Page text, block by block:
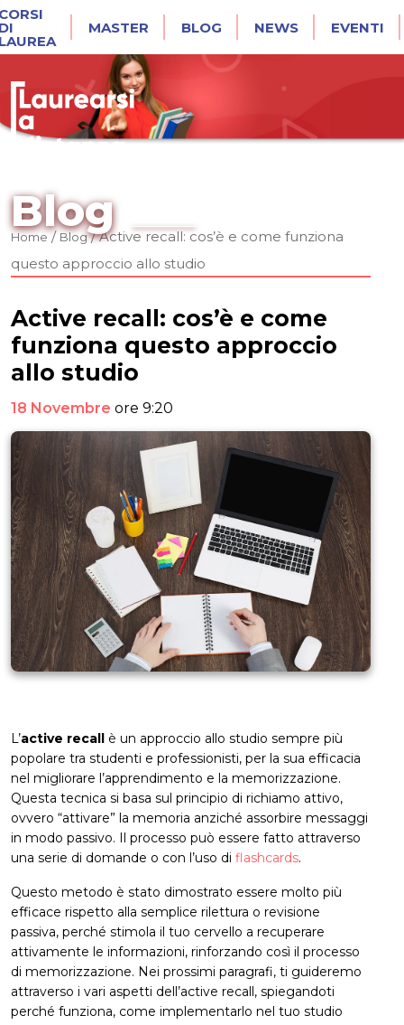
MASTER BLOG NEWS EVENTI
Blog
Home/Blog/Active recall: cos’è e come funziona
questo approccio allo studio
Active recall: cos’è e come
funziona questo approccio
allo studio
18 Novembre ore 9:20
L’active recall è un approccio allo studio sempre più
popolare tra studenti e professionisti, per la sua efficacia
nel migliorare l’apprendimento e la memorizzazione.
Questa tecnica si basa sul principio di richiamo attivo,
ovvero “attivare” la memoria anziché assorbire messaggi
in modo passivo. Il processo può essere fatto attraverso
una serie di domande o con l’uso di flashcards.
Questo metodo è stato dimostrato essere molto più
efficace rispetto alla semplice rilettura o revisione
passiva, perché stimola il tuo cervello a recuperare
attivamente le informazioni, rinforzando così il processo
di memorizzazione. Nei prossimi paragrafi, ti guideremo
attraverso i vari aspetti dell’active recall, spiegandoti
perché funziona, come implementarlo nel tuo studio